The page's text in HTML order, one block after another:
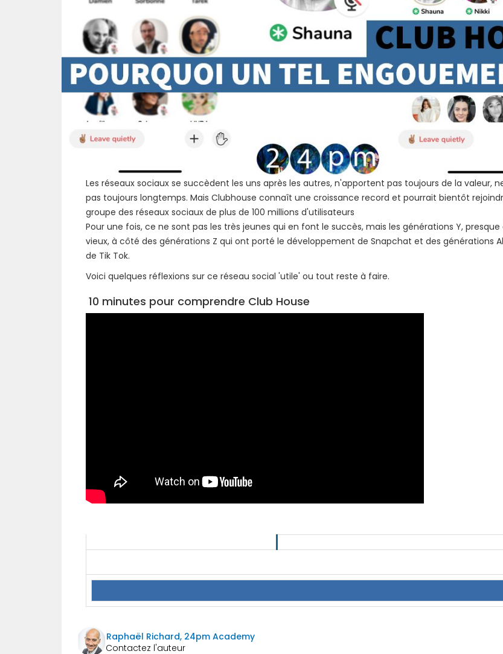
Les réseaux sociaux se succèdent les uns après les autres, n'apportent pas toujours de la valeur,
pas toujours longtemps. Mais Clubhouse connaît une croissance record et pourrait bientôt
groupe des réseaux sociaux de plus de 100 millions d'utilisateurs
Pour une fois, ce ne sont pas les très jeunes qui en font le succès, mais les générations Y, presque
vieux, à côté des générations Z qui ont porté le développement de Snapchat et des générations
de Tik Tok.
Voici quelques réflexions sur ce réseau social 'utile' ou tout reste à faire.
10 minutes pour comprendre Club House
Raphaël Richard, 24pm Academy